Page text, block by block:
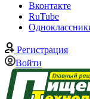
Вконтакте
RuTube
Регистрация
Войти